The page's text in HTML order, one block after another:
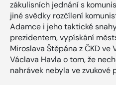
zákulisních jednání s
jiné svědky rozčílení
Adamce i jeho taktické
prezidentem, vypískání
Miroslava Štěpána z ČKD
Václava Havla o tom, že
nahrávek nebyla ve